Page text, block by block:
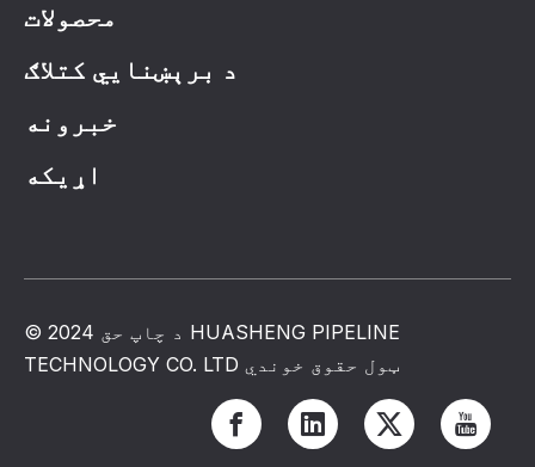
محصولات
د برېښنايي کتلاګ
خبرونه
اړیکه
© د چاپ حق 2024 HUASHENG PIPELINE
TECHNOLOGY CO. LTD ټول حقوق خوندي